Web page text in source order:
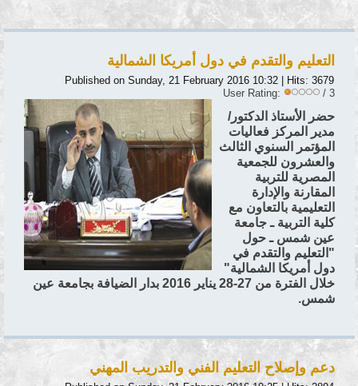
التعليم والتقدم في دول أمريكا الشمالية
Published on Sunday, 21 February 2016 10:32| Hits: 3679
User Rating:
/ 3
حضر الأستاذ الدكتور/
مدير المركز فعاليات
المؤتمر السنوي الثالث
والعشرون للجمعية
المصرية للتربية
المقارنة والإدارة
التعليمية بالتعاون مع
كلية التربية ـ جامعة
عين شمس ـ حول
"التعليم والتقدم في
دول أمريكا الشمالية"
خلال الفترة من 27-28 يناير 2016 بدار الضيافة بجامعة عين
شمس.
دعم وإصلاح التعليم الفني والتدريب المهني